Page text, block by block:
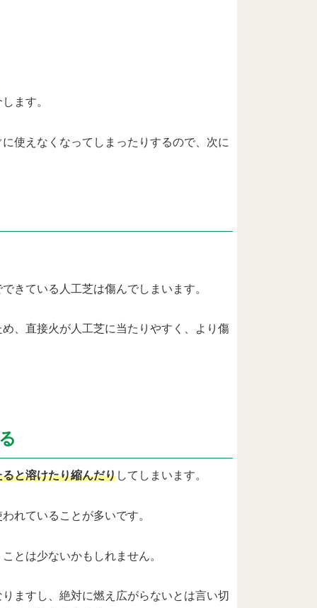
ます。
使えなくなってしまったりするので、次に
きている人工芝は傷んでしまいます。
、直接火が人工芝に当たりやすく、より傷
と溶けたり縮んだりしてしまいます。
れていることが多いです。
とは少ないかもしれません。
ますし、絶対に燃え広がらないとは言い切